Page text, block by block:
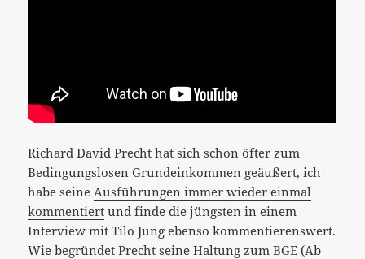
Richard David Precht hat sich schon öfter zum
Bedingungslosen Grundeinkommen geäußert, ich
habe seine Ausführungen immer wieder einmal
kommentiert und finde die jüngsten in einem
Interview mit Tilo Jung ebenso kommentierenswert.
Wie begründet Precht seine Haltung zum BGE (Ab